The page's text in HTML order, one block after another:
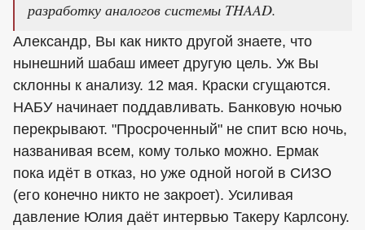
разработку аналогов системы THAAD.
Александр, Вы как никто другой знаете, что
нынешний шабаш имеет другую цель. Уж Вы
склонны к анализу. 12 мая. Краски сгущаются.
НАБУ начинает поддавливать. Банковую ночью
перекрывают. "Просроченный" не спит всю ночь,
названивая всем, кому только можно. Ермак
пока идёт в отказ, но уже одной ногой в СИЗО
(его конечно никто не закроет). Усиливая
давление Юлия даёт интервью Такеру Карлсону.